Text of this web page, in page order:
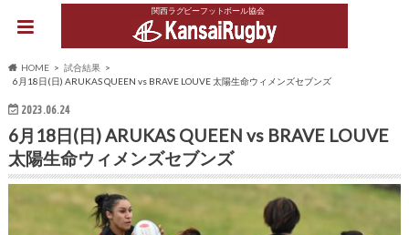
関西ラグビーフットボール協会
HOME
試合結果
6月18日(日) ARUKAS QUEEN vs BRAVE LOUVE 太陽生命ウィメンズセブンズ
2023.06.24
6月18日(日) ARUKAS QUEEN vs BRAVE LOUVE
太陽生命ウィメンズセブンズ